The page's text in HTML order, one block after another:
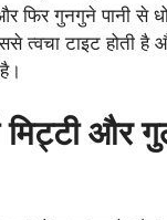
फिर गुनगुने पानी से
त्वचा टाइट होती है
मिट्टी और